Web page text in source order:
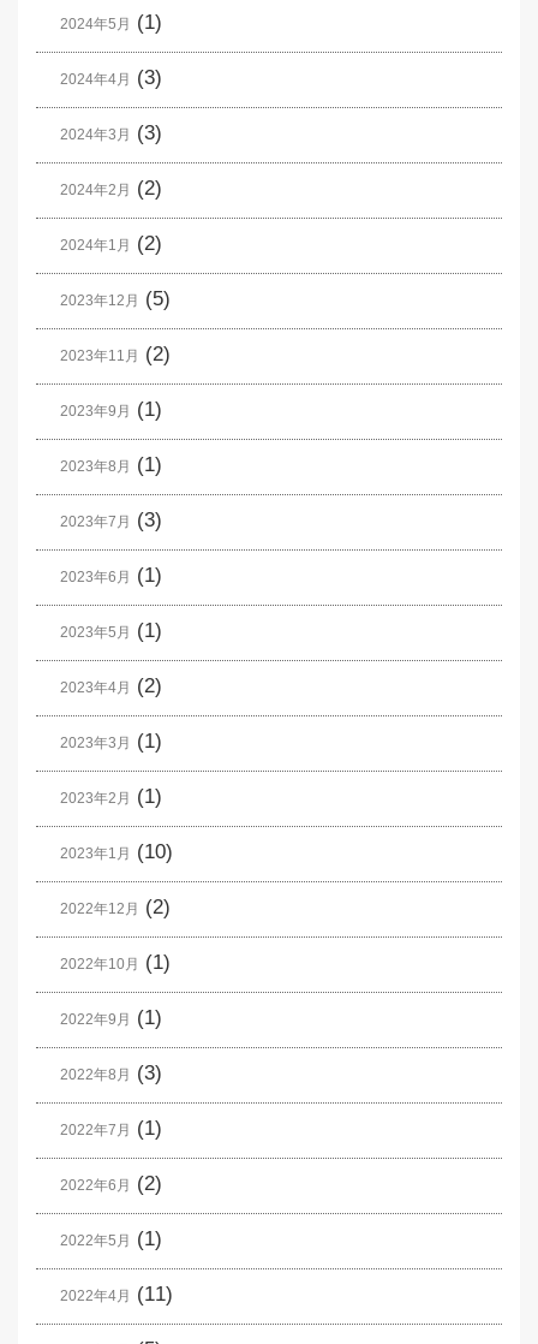
2024年5月 (1)
2024年4月 (3)
2024年3月 (3)
2024年2月 (2)
2024年1月 (2)
2023年12月 (5)
2023年11月 (2)
2023年9月 (1)
2023年8月 (1)
2023年7月 (3)
2023年6月 (1)
2023年5月 (1)
2023年4月 (2)
2023年3月 (1)
2023年2月 (1)
2023年1月 (10)
2022年12月 (2)
2022年10月 (1)
2022年9月 (1)
2022年8月 (3)
2022年7月 (1)
2022年6月 (2)
2022年5月 (1)
2022年4月 (11)